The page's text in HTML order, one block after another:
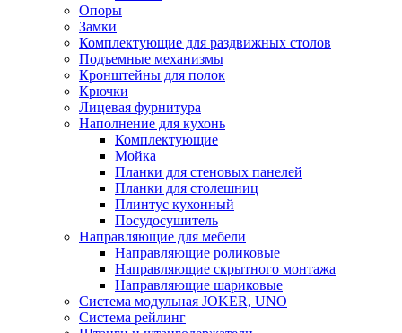
Опоры
Замки
Комплектующие для раздвижных столов
Подъемные механизмы
Кронштейны для полок
Крючки
Лицевая фурнитура
Наполнение для кухонь
Комплектующие
Мойка
Планки для стеновых панелей
Планки для столешниц
Плинтус кухонный
Посудосушитель
Направляющие для мебели
Направляющие роликовые
Направляющие скрытного монтажа
Направляющие шариковые
Система модульная JOKER, UNO
Система рейлинг